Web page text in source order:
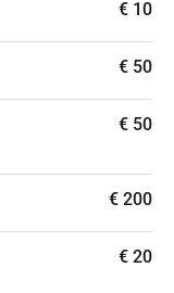
€ 10
€ 50
€ 50
€ 200
€ 20